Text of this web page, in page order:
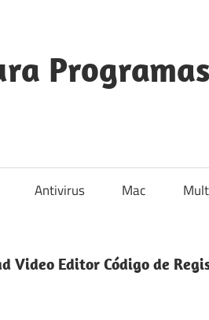
Antivirus Mac
Video Editor Código de